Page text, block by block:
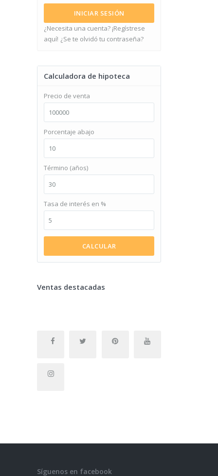
INICIAR SESIÓN
¿Necesita una cuenta? ¡Regístrese
aquí! ¿Se te olvidó tu contraseña?
Calculadora de hipoteca
Precio de venta
Porcentaje abajo
Término (años)
Tasa de interés en %
CALCULAR
Ventas destacadas
Síguenos en facebook